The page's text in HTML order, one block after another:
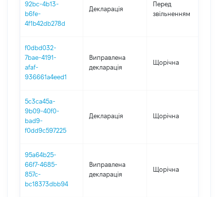
92bc-4b13-
b6fe-
4f1b42db278d
Декларація
Перед
звільненням
f0dbd032-
7bae-4191-
afaf-
936661a4eed1
Виправлена
декларація
Щорічна
5c3ca45a-
9b09-40f0-
bad9-
f0dd9c597225
Декларація Щорічна
95a64b25-
66f7-4685-
857c-
bc18373dbb94
Виправлена
декларація
Щорічна